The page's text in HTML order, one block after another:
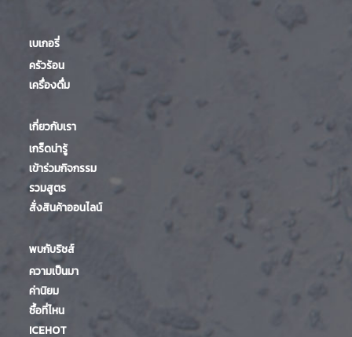
เบเกอรี่
ครัวร้อน
เครื่องดื่ม
เกี่ยวกับเรา
เกร็ดน่ารู้
เข้าร่วมกิจกรรม
รวมสูตร
สั่งสินค้าออนไลน์
พบกับริชส์
ความเป็นมา
ค่านิยม
ซื้อที่ไหน
ICEHOT